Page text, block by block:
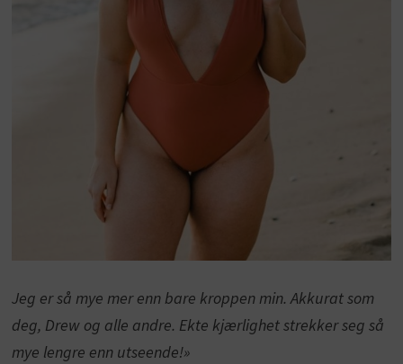
Jeg er så mye mer enn bare kroppen min. Akkurat som
deg, Drew og alle andre. Ekte kjærlighet strekker seg så
mye lengre enn utseende!»